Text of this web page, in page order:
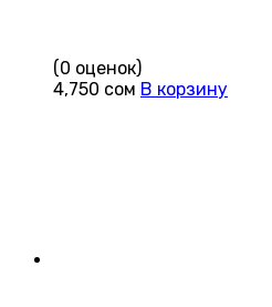
(0 оценок)
4,750 сом В корзину